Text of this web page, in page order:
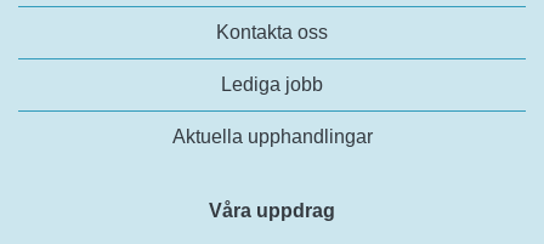
Kontakta oss
Lediga jobb
Aktuella upphandlingar
Våra uppdrag